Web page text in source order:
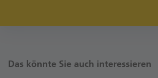
Das könnte Sie auch interessieren